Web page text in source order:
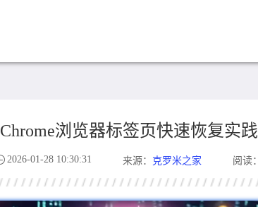
Chrome浏览器标签页快速恢复实践
2026-01-28 10:30:31 来源： 克罗米之家 阅读：